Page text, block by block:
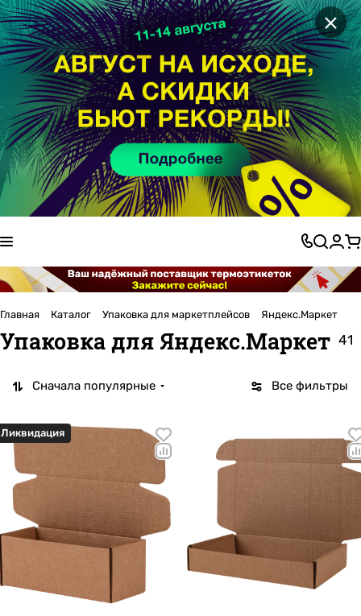
×
Главная Каталог Упаковка для маркетплейсов Яндекс.Маркет
Упаковка для Яндекс.Маркет 41
Все фильтры
Сначала популярные
Ликвидация